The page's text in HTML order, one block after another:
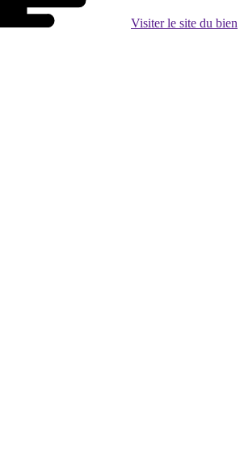
Visiter le site du bien